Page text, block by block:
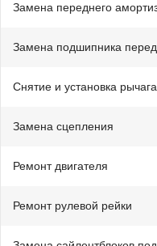
Замена переднего
Замена подшипника
Снятие и установка рычага
Замена сцепления
Ремонт двигателя
Ремонт рулевой рейки